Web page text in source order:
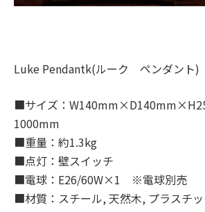
Luke Pendantk(ルーク ペンダント
■サイズ：
1000mm
■重量：約1.3kg
■点灯：壁スイッチ
■電球：E26/60W×1 ※電球別売
■材質：スチール, 天然木, プラスチ